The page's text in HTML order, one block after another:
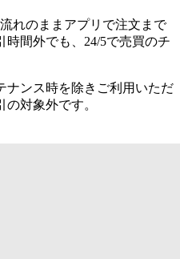
れのままアプリで注文まで
間外でも、24/5で売買のチ
ンス時を除きご利用いただ
対象外です。